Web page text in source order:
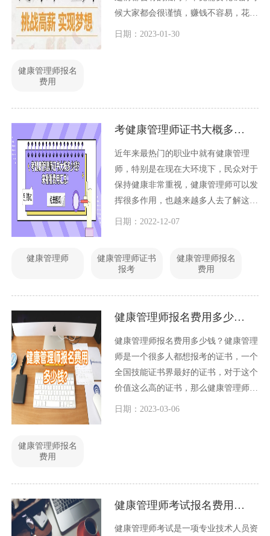
候大家都会很谨慎，赚钱不容易，花钱
却十分容易，这是可以理解的。对于
日期：2023-01-30
健康管理师报名
费用
考健康管理师证书大概多少钱？来看看费用汇总！
近年来最热门的职业中就有健康管理
师，特别是在现在大环境下，民众对于
保持健康非常重视，健康管理师可以发
挥很多作用，也越来越多人去了解这个
职业，报考证书，那么大家关心的考证
日期：2022-12-07
健康管理师
健康管理师证书
报考
健康管理师报名
费用
健康管理师报名费用多少钱？
健康管理师报名费用多少钱？健康管理
师是一个很多人都想报考的证书，一个
全国技能证书界最好的证书，对于这个
价值这么高的证书，那么健康管理师报
名费用多少钱？
日期：2023-03-06
健康管理师报名
费用
健康管理师考试报名费用多少钱？
健康管理师考试是一项专业技术人员资